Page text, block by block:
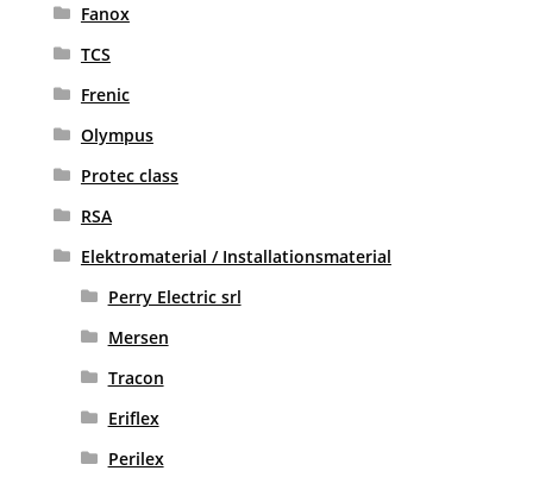
Fanox
TCS
Frenic
Olympus
Protec class
RSA
Elektromaterial / Installationsmaterial
Perry Electric srl
Mersen
Tracon
Eriflex
Perilex